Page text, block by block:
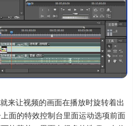
让视频的画面在播放时旋转着出
面的特效控制台里面运动选项前面